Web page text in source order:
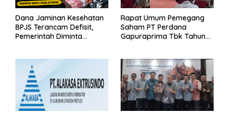
Dana Jaminan Kesehatan
BPJS Terancam Defisit,
Pemerintah Diminta
Rapat Umum Pemegang
Saham PT Perdana
Gapuraprima Tbk Tahun